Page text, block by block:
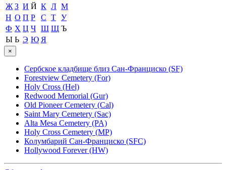
Ж З И Й К Л М
Н О П Р С Т У
Ф Х Ц Ч Ш Щ Ъ
Ы Ь Э Ю Я
×
Сербское кладбище близ Сан-Франциско (SF)
Forestview Cemetery (For)
Holy Cross (Hel)
Redwood Memorial (Gur)
Old Pioneer Cemetery (Cal)
Saint Mary Cemetery (Sac)
Alta Mesa Cemetery (PA)
Holy Cross Cemetery (MP)
Колумбарий Сан-Франциско (SFC)
Hollywood Forever (HW)